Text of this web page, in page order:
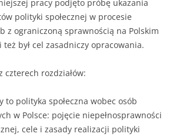
pracy podjęto próbę ukazania
polityki społecznej w procesie
z ograniczoną sprawnością na Polskim
też był cel zasadniczy opracowania.
czterech rozdziałów:
to polityka społeczna wobec osób
w Polsce: pojęcie niepełnosprawności
cele i zasady realizacji polityki